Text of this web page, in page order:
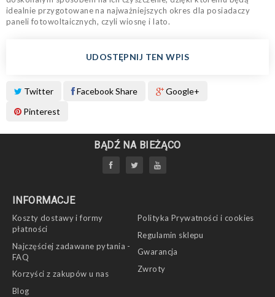
idealnie przygotowane na najważniejszych okres dla posiadaczy
paneli fotowoltaicznych, czyli wiosnę i lato.
UDOSTĘPNIJ TEN WPIS
Twitter Facebook Share
Google+
Pinterest
BĄDŹ NA BIEŻĄCO
INFORMACJE
Koszty dostawy i formy
płatności
Najczęściej zadawane pytania -
FAQ
Korzyści z zakupów u nas
Blog
Polityka Prywatności i cookies
Regulamin sklepu
Gwarancja
Zwroty